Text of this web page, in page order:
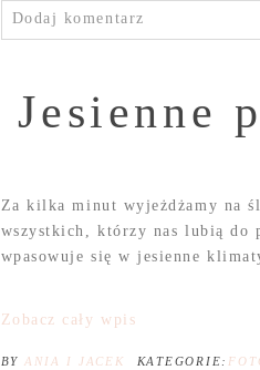
Dodaj komentarz
Jesienne
Za kilka minut wyjeżdżamy na
wszystkich, którzy nas lubią do
wpasowuje się w jesienne
Zobacz cały wpis
BYANIA I JACEK KATEGORIE: